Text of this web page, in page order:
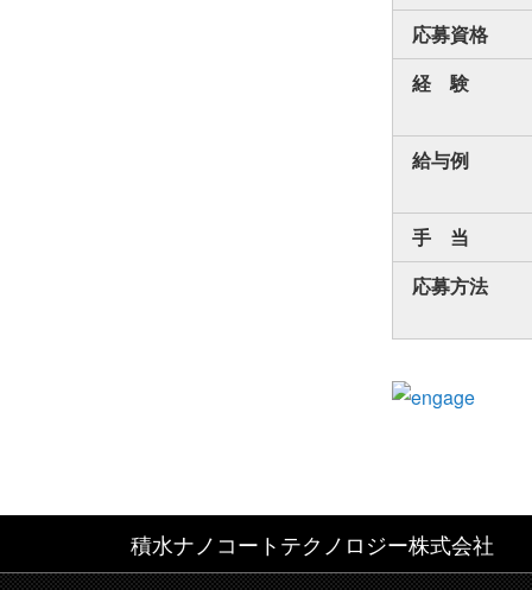
応募資格
経 験
給与例
手 当
応募方法
積水ナノコートテクノロジー株式会社